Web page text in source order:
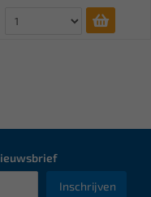
Inschrijven